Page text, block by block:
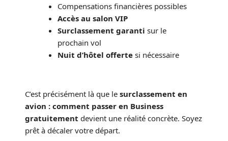
Compensations financières possibles
Accès au salon VIP
Surclassement garanti sur le
prochain vol
Nuit d’hôtel offertesi nécessaire
C’est précisément là que le surclassement en
avion : comment passer en Business
gratuitement devient une réalité concrète. Soyez
prêt à décaler votre départ.